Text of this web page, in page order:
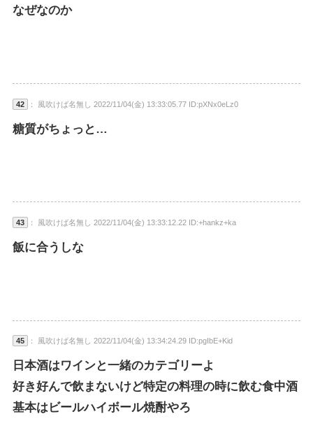
なぜなのか
42 ： 風吹けば名無し 2022/11/04(金) 13:33:05.77 ID:pXNx0eLz0
糖質がちょっと…
43 ： 風吹けば名無し 2022/11/04(金) 13:33:12.22 ID:+hankz+ka
飯に合うしな
45 ： 風吹けば名無し 2022/11/04(金) 13:34:24.29 ID:pgIbE+Kid
日本酒はワインと一緒のカテゴリーよ
好き好んで飲まないけど特定の料理の時に飲む食中酒
基本はビールハイボール焼酎やろ